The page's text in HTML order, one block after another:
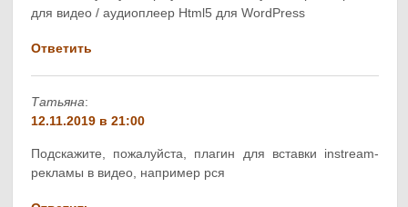
для видео / аудиоплеер Html5 для WordPress
Ответить
Татьяна:
12.11.2019 в 21:00
Подскажите, пожалуйста, плагин для вставки instream-
рекламы в видео, например рся